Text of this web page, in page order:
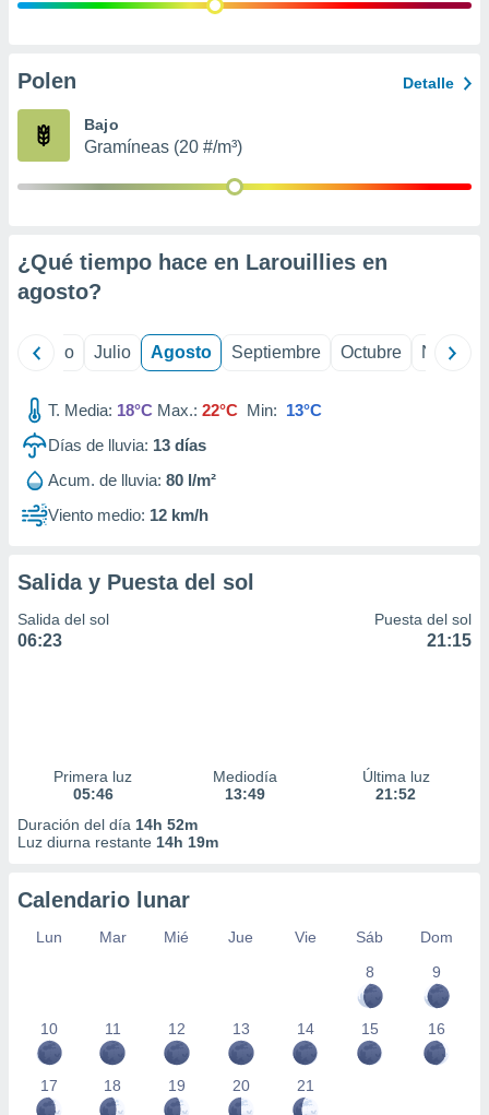
e
publicidad
Polen Detalle
Bajo
Gramíneas (20 #/m³)
¿Qué tiempo hace en Larouillies en
agosto?
Junio Julio Agosto Septiembre Octubre
T. Media: 18°C Max.: 22°C Min: 13°C
Días de lluvia: 13 días
Acum. de lluvia: 80 l/m²
Viento medio: 12 km/h
Salida y Puesta del sol
Salida del sol
06:23
Puesta del sol
21:15
Primera luz
05:46
Mediodía
13:49
Última luz
21:52
Duración del día 14h 52m
Luz diurna restante 14h 19m
Calendario lunar
Lun Mar Mié Jue Vie Sáb
Dom
8
9
10 11 12 13 14 15 16
17 18 19 20 21